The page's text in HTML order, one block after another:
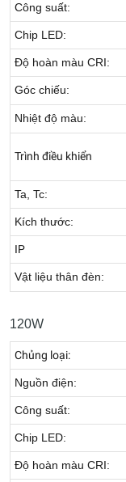
Công suất:
Chip LED:
Độ hoàn màu CRI:
Góc chiếu:
Nhiệt độ màu:
Trình điều khiển
Ta, Tc:
Kích thước:
IP
Vật liệu thân đèn:
120W
Chủng loại:
Nguồn điện:
Công suất:
Chip LED:
Độ hoàn màu CRI: